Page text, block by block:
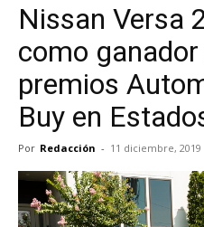
Nissan Versa
como ganador
premios
Buy en
Por Redacción - 11 diciembre, 2019